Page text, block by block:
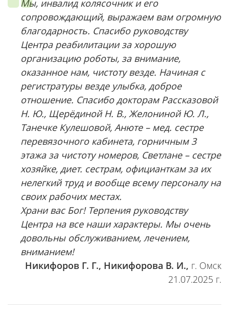
Мы, инвалид колясочник и его
сопровождающий, выражаем вам огромную
благодарность. Спасибо руководству
Центра реабилитации за хорошую
организацию роботы, за внимание,
оказанное нам, чистоту везде. Начиная с
регистратуры везде улыбка, доброе
отношение. Спасибо докторам Рассказовой
Н. Ю., Щерёдиной Н. В., Желониной Ю. Л.,
Танечке Кулешовой, Анюте – мед. сестре
перевязочного кабинета, горничным 3
этажа за чистоту номеров, Светлане – сестре
хозяйке, диет. сестрам, официанткам за их
нелегкий труд и вообще всему персоналу на
своих рабочих местах.
Храни вас Бог! Терпения руководству
Центра на все наши характеры. Мы очень
довольны обслуживанием, лечением,
вниманием!
Никифоров Г. Г., Никифорова В. И., г. Омск
21.07.2025 г.